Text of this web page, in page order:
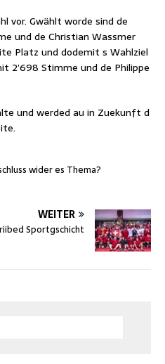
vor. Gwählt worde sind de
und de Christian Wassmer
Platz und dodemit s Wahlziel
2’698 Stimme und de Philippe
und werded au in Zuekunft d
wider es Thema?
WEITER
Sportgschicht